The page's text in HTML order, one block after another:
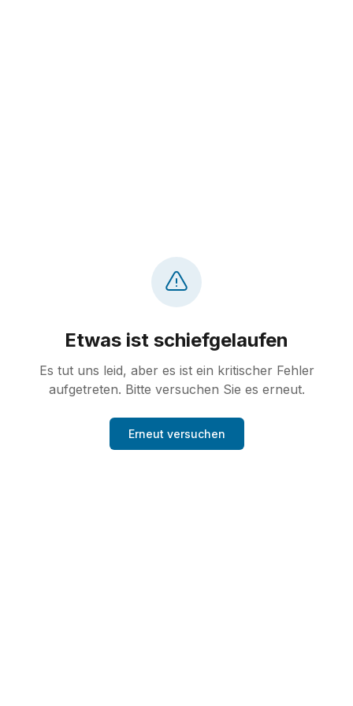
Etwas ist schiefgelaufen
Es tut uns leid, aber es ist ein kritischer Fehler
aufgetreten. Bitte versuchen Sie es erneut.
Erneut versuchen